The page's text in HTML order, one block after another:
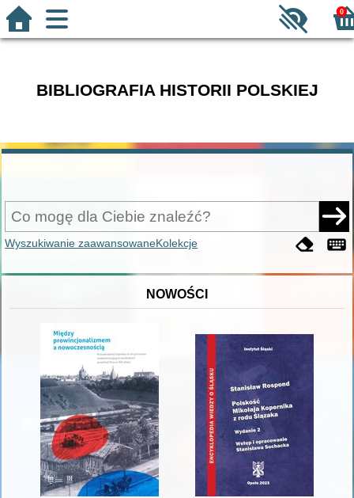
0
BIBLIOGRAFIA HISTORII POLSKIEJ
Wyszukiwanie zaawansowaneKolekcje
NOWOŚCI